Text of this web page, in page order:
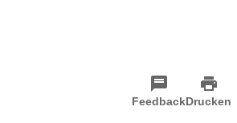
FeedbackDrucken